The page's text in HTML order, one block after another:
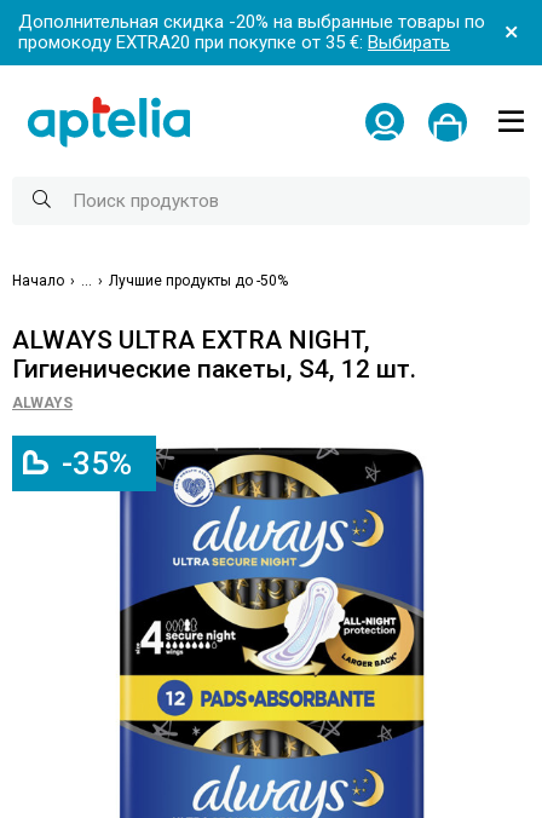
Дополнительная скидка -20% на выбранные товары по
промокоду EXTRA20 при покупке от 35 €: Выбирать
Начало Лучшие продукты до -50%
ALWAYS ULTRA EXTRA NIGHT,
Гигиенические пакеты, S4, 12 шт.
ALWAYS
-35%